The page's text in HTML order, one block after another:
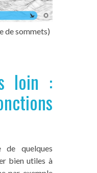
de sommets)
loin :
de quelques
bien utiles à